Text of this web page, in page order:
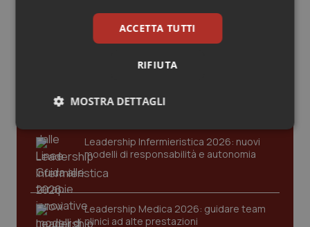
Psoriasi & pelle
Quotidiano Cardiologia
Quotidiano Chirurgia
Quotidiano Oncologia
Quotidiano Pediatria
Rene & patologie urogenitali
compliance, GDPR e Risk management
Leadership Infermieristica 2026: nuovi
modelli di responsabilità e autonomia
Leadership Medica 2026: guidare team
clinici ad alte prestazioni
ACCETTA TUTTI
RIFIUTA
MOSTRA DETTAGLI
Necessari Statistici Marketing